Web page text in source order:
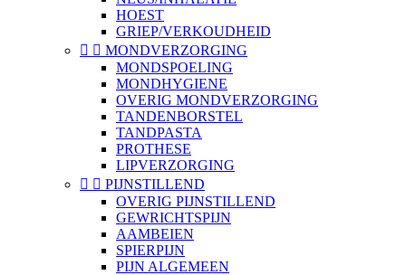
HOEST
GRIEP/VERKOUDHEID
  MONDVERZORGING
MONDSPOELING
MONDHYGIENE
OVERIG MONDVERZORGING
TANDENBORSTEL
TANDPASTA
PROTHESE
LIPVERZORGING
  PIJNSTILLEND
OVERIG PIJNSTILLEND
GEWRICHTSPIJN
AAMBEIEN
SPIERPIJN
PIJN ALGEMEEN